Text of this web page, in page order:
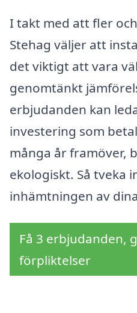
I takt med att fler
Stehag väljer att
det viktigt att vara
genomtänkt
erbjudanden kan
investering som
många år framöver,
ekologiskt. Så tveka
inhämtningen av
Få 3 erbjudanden,
förpliktelser